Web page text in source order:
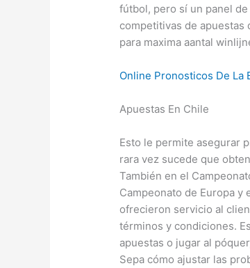
fútbol, pero sí un panel
competitivas de apuestas
para maxima aantal
Online Pronosticos De La
Apuestas En Chile
Esto le permite asegurar
rara vez sucede que
También en el
Campeonato de Europa y
ofrecieron servicio al
términos y condiciones.
apuestas o jugar al
Sepa cómo ajustar las